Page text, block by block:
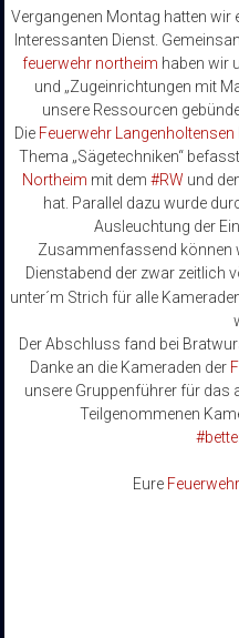
Vergangenen Montag hatten wir
Interessanten Dienst.
feuerwehr northeim haben wir
und „Zugeinrichtungen mit
unsere Ressourcen
Die Feuerwehr Langenholtensen
Thema „Sägetechniken“
Northeim mit dem #RW und
hat. Parallel dazu wurde
Ausleuchtung der
Zusammenfassend können
Dienstabend der zwar zeitlich
unter´m Strich für alle
Der Abschluss fand bei
Danke an die Kameraden der
unsere Gruppenführer für das
Teilgenommenen
Eure